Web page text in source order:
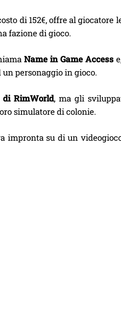
di 152€, offre al giocatore
fazione di gioco.
Name in Game Access
personaggio in gioco.
di RimWorld, ma gli
simulatore di colonie.
impronta su di un